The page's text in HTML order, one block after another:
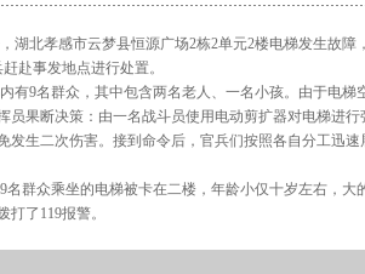
湖北孝感市云梦县恒源广场2栋2单元2楼电梯发生故障
赴事发地点进行处置。
9名群众，其中包含两名老人、一名小孩。由于电梯
员果断决策：由一名战斗员使用电动剪扩器对电梯进
发生二次伤害。接到命令后，官兵们按照各自分工迅
众乘坐的电梯被卡在二楼，年龄小仅十岁左右，大
了119报警。